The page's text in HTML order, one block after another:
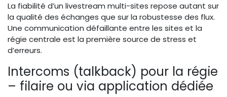
La fiabilité d’un livestream multi-sites repose autant sur
la qualité des échanges que sur la robustesse des flux.
Une communication défaillante entre les sites et la
régie centrale est la première source de stress et
d’erreurs.
Intercoms (talkback) pour la régie
– filaire ou via application dédiée